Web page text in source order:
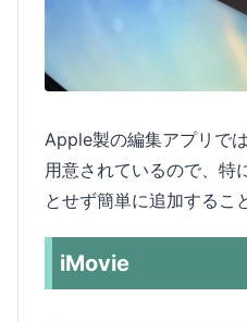
Apple製の編集アプリで
用意されているので、特
とせず簡単に追加するこ
iMovie